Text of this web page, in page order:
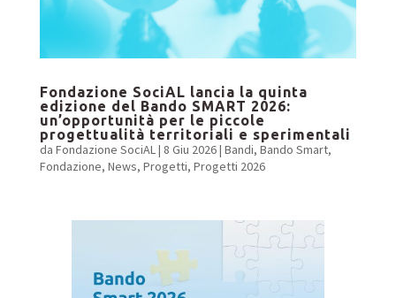
Fondazione SociAL lancia la quinta
edizione del Bando SMART 2026:
un’opportunità per le piccole
progettualità territoriali e sperimentali
da Fondazione SociAL | 8 Giu 2026| Bandi, Bando Smart,
Fondazione, News, Progetti, Progetti 2026